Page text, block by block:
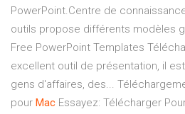
PowerPoint.Centre de
outils propose différents modèles
Free PowerPoint Templates
excellent outil de présentation, il
gens d'affaires, des...
pour Mac Essayez: Télécharger